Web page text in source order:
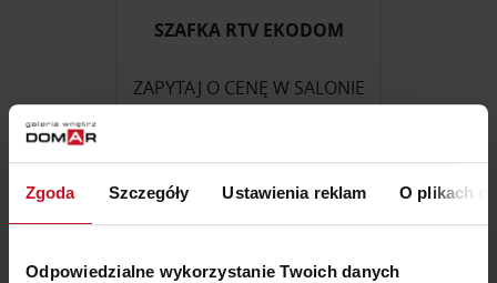
Zgoda Szczegóły Ustawienia reklam O plikach
Odpowiedzialne wykorzystanie Twoich danych
SZAFKA RTV EKODOM
ZAPYTAJ O CENĘ W SALONIE